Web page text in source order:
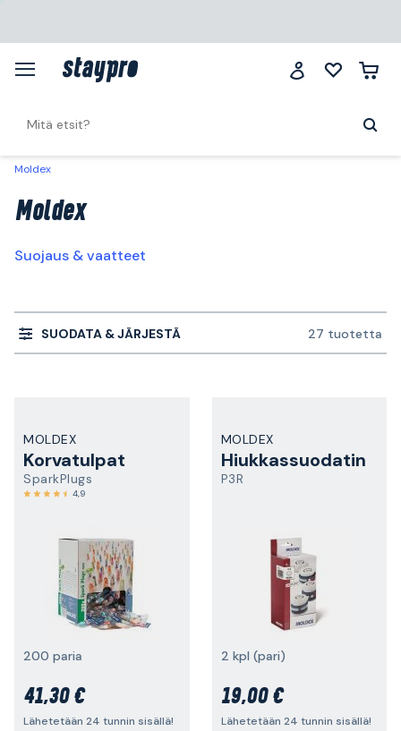
Moldex
Moldex
Suojaus & vaatteet
SUODATA & JÄRJESTÄ 27 tuotetta
MOLDEX
Korvatulpat
SparkPlugs
4,9
200 paria
41,30 €
Lähetetään 24 tunnin sisällä!
MOLDEX
Hiukkassuodatin
P3R
2 kpl (pari)
19,00 €
Lähetetään 24 tunnin sisällä!